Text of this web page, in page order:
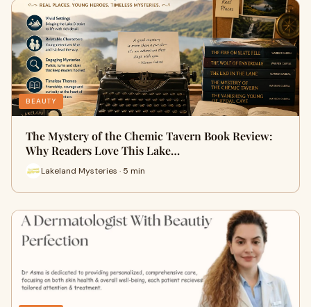
BEAUTY
The Mystery of the Chemic Tavern Book Review:
Why Readers Love This Lake…
Lakeland Mysteries · 5 min